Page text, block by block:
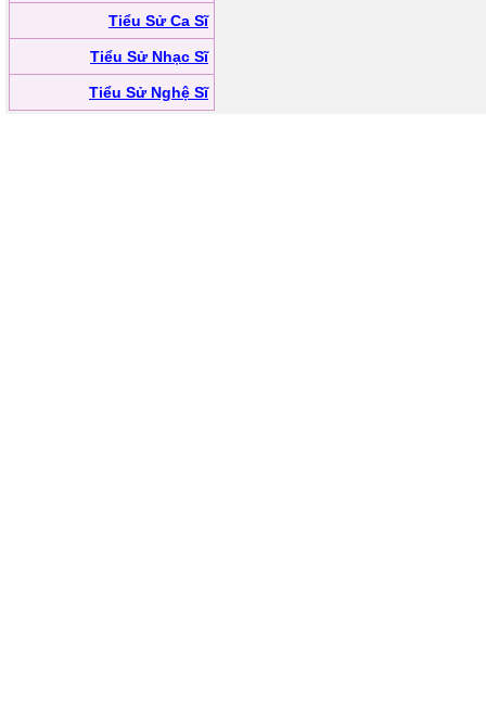
Tiểu Sử Ca Sĩ
Tiểu Sử Nhạc Sĩ
Tiểu Sử Nghệ Sĩ